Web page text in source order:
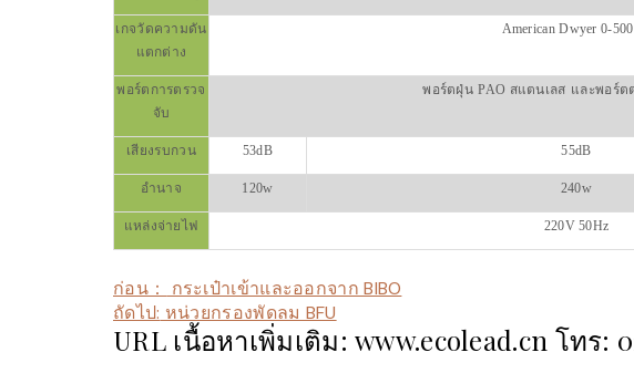
เกจวัดความดัน
แตกต่าง
American Dwyer 0-
พอร์ตการตรวจ
จับ
พอร์ตฝุ่น PAO สแตนเลส และพอร์ต
เสียงรบกวน 53dB 55dB
อำนาจ 120w 240w
แหล่งจ่ายไฟ 220V 50Hz
ก่อน：
กระเป๋าเข้าและออกจาก BIBO
ถัดไป: หน่วยกรองพัดลม BFU
URL เนื้อหาเพิ่มเติม: www.ecolead.cn โทร: